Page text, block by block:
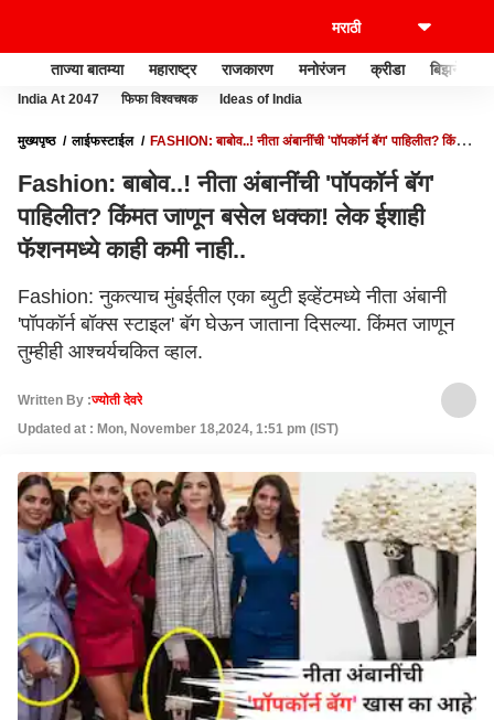
ताज्या बातम्या महाराष्ट्र राजकारण मनोरंजन क्रीडा बिझनेस
India At 2047 फिफा विश्वचषक Ideas of India
मुख्यपृष्ठ लाईफस्टाईल
FASHION: बाबोव..! नीता अंबानींची 'पॉपकॉर्न बॅग' पाहिलीत? किंमत
Fashion: बाबोव..! नीता अंबानींची 'पॉपकॉर्न बॅग'
पाहिलीत? किंमत जाणून बसेल धक्का! लेक ईशाही
फॅशनमध्ये काही कमी नाही..
Fashion: नुकत्याच मुंबईतील एका ब्युटी इव्हेंटमध्ये नीता अंबानी
'पॉपकॉर्न बॉक्स स्टाइल' बॅग घेऊन जाताना दिसल्या. किंमत जाणून
तुम्हीही आश्चर्यचकित व्हाल.
Written By :ज्योती देवरे
Updated at : Mon, November 18,2024, 1:51 pm (IST)